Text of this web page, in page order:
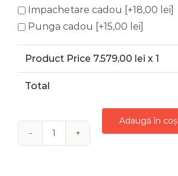
Impachetare cadou [+18,00 lei]
Punga cadou [+15,00 lei]
Product Price 7.579,00 lei x 1
Total
Adaugă în coș